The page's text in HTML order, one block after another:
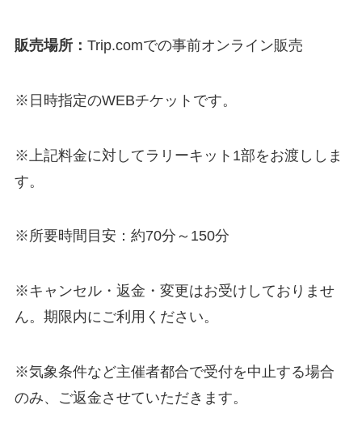
販売場所： Trip.comでの事前オンライン販売
※日時指定のWEBチケットです。
※上記料金に対してラリーキット1部をお渡ししま
す。
※所要時間目安：約70分～150分
※キャンセル・返金・変更はお受けしておりませ
ん。期限内にご利用ください。
※気象条件など主催者都合で受付を中止する場合
のみ、ご返金させていただきます。